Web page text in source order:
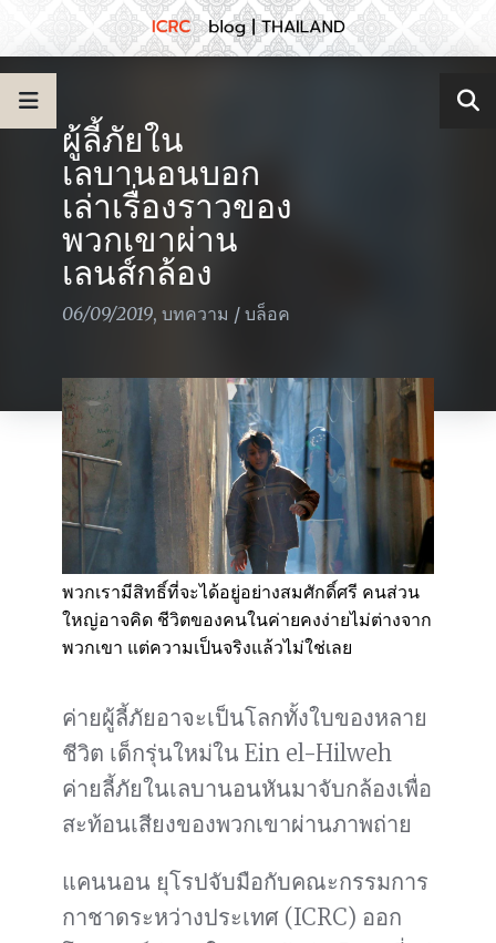
ผู้ลี้ภัยใน
เลบานอนบอก
เล่าเรื่องราวของ
พวกเขาผ่าน
เลนส์กล้อง
06/09/2019, บทความ / บล็อค
พวกเรามีสิทธิ์ที่จะได้อยู่อย่างสมศักดิ์ศรี คนส่วน
ใหญ่อาจคิด ชีวิตของคนในค่ายคงง่ายไม่ต่างจาก
พวกเขา แต่ความเป็นจริงแล้วไม่ใช่เลย
ค่ายผู้ลี้ภัยอาจะเป็นโลกทั้งใบของหลาย
ชีวิต เด็กรุ่นใหม่ใน Ein el-Hilweh
ค่ายลี้ภัยในเลบานอนหันมาจับกล้องเพื่อ
สะท้อนเสียงของพวกเขาผ่านภาพถ่าย
แคนนอน ยุโรปจับมือกับคณะกรรมการ
กาชาดระหว่างประเทศ (ICRC) ออก